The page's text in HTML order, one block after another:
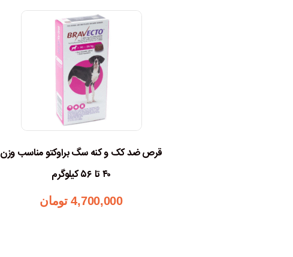
قرص ضد کک و کنه سگ براوکتو مناسب وزن
۴۰ تا ۵۶ کیلوگرم
4,700,000 تومان